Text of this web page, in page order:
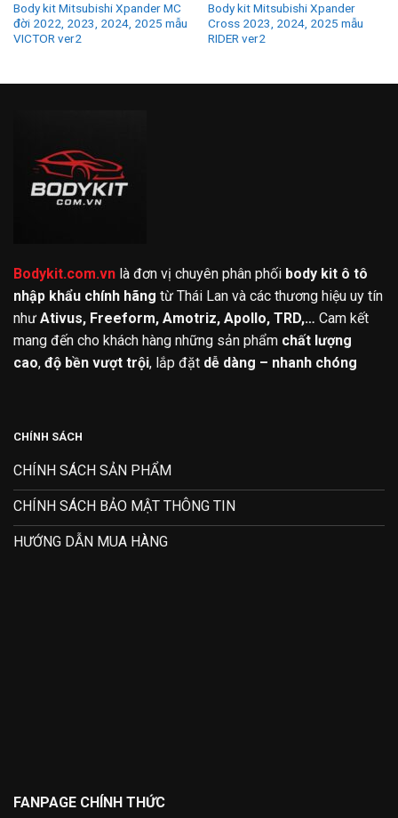
Body kit Mitsubishi Xpander MC
đời 2022, 2023, 2024, 2025 mẫu
VICTOR ver2
Body kit Mitsubishi Xpander
Cross 2023, 2024, 2025 mẫu
RIDER ver2
Bodykit.com.vn là đơn vị chuyên phân phối body kit ô tô
nhập khẩu chính hãng từ Thái Lan và các thương hiệu uy tín
như Ativus, Freeform, Amotriz, Apollo, TRD,… Cam kết
mang đến cho khách hàng những sản phẩm chất lượng
cao, độ bền vượt trội, lắp đặt dễ dàng – nhanh chóng
CHÍNH SÁCH
CHÍNH SÁCH SẢN PHẨM
CHÍNH SÁCH BẢO MẬT THÔNG TIN
HƯỚNG DẪN MUA HÀNG
FANPAGE CHÍNH THỨC